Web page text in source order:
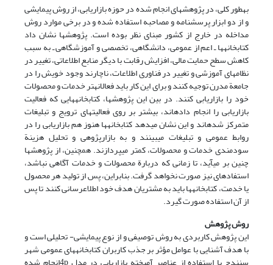
به‏طور کلی، در پژوهش‏های انجام شده در حوزه بازاریابی، از روش پیمایشی
و از دو ابزار پرسشنامه و مصاحبه استفاده شده و در برخی موارد روش
مداخله در خارج از کشور مبنای نظر بوده است. پژوهش‏ها نشان داد
کتابخانه‏ها ـ اعم از عمومی، دانشگاهی، تخصصی و آموزشگاهی ـ به سبب
کاهش سطح حمایت مالی، افزایش رقابت با دیگر منابع اطلاعاتی، تغییر در
نظام‏های آموزشی و تغییر در فناوری اطلاعات، ناچارند وجود خویش را در
جامعة مدرن توجیه کنند و برای این کار باید فعالانه‏تر خدمات و محصولات
خود را بازاریابی کنند. در بین این پژوهش‏ها، کتابخانه‏هایی که فعالیت
بازاریابی را انجام داده‏اند، بیشتر بر روی فعالیت‏های ترویج و تبلیغات
متمرکز شده‏اند و این نشان می‏دهد کتابخانه‏ها هنوز هم بازاریابی را در
روابط عمومی و تبلیغات می‏بینند و به بازارپژوهی و تحلیل هزینة
سودمندی خدمات و محصولات، کمتر می‏پردازند. همچنین، از پژوهش‏ها
چنین بر می‏آید، تا زمانی که دربارة محصولات و خدمات آگاهی نباشد،
استفاده‏ای نیز صورت نخواهد گرفت. بنابراین، پس از تولید هر محصول
یا خدمت، کتابخانه‏ها باید به مشتریان هدف خود اطلاع‏رسانی کنند تا پس
از آن استفاده صورت گیرد.
روش پژوهش
این پژوهش کاربردی به روش توصیفی و از نوع پیمایشی- تحلیلی است و
با هدف آشنایی با عوامل مؤثر بر جذب کاربران کتابخانه‏های عمومی شهر